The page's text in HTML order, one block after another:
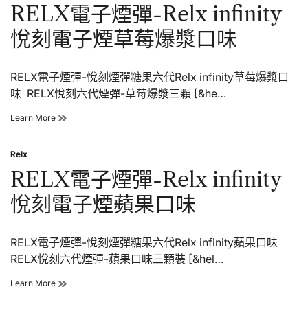
口
味
Relx
infinity
悅
刻
子
煙
經
菸
in
RELX電子煙彈-Relx infinity
悅刻電子煙草莓爆漿口味
RELX電子煙彈-悅刻煙彈糖果六代Relx infinity草莓爆漿口
味 RELX悅刻六代煙彈-草莓爆漿三顆 [&he…
Learn More RELX
Relx
infinity
悅
刻
子
煙
草
爆
Posted
in
Relx
RELX電子煙彈-Relx infinity
悅刻電子煙蘋果口味
RELX電子煙彈-悅刻煙彈糖果六代Relx infinity蘋果口味
RELX悅刻六代煙彈-蘋果口味三顆裝 [&hel…
Learn More RELX